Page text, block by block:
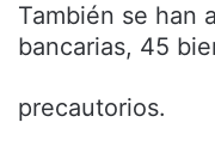
También se han
bancarias, 45
precautorios.